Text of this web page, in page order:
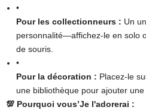
•
Pour les collectionneurs : Un
personnalité—affichez-le en solo
de souris.
•
Pour la décoration : Placez-le
une bibliothèque pour ajouter une
​💯 Pourquoi vous’Je l'adorerai :